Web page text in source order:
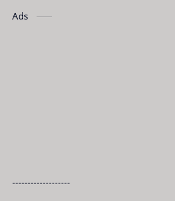
Ads
-------------------